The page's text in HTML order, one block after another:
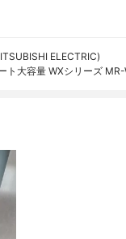
ELECTRIC)
ト大容量 WXシリーズ